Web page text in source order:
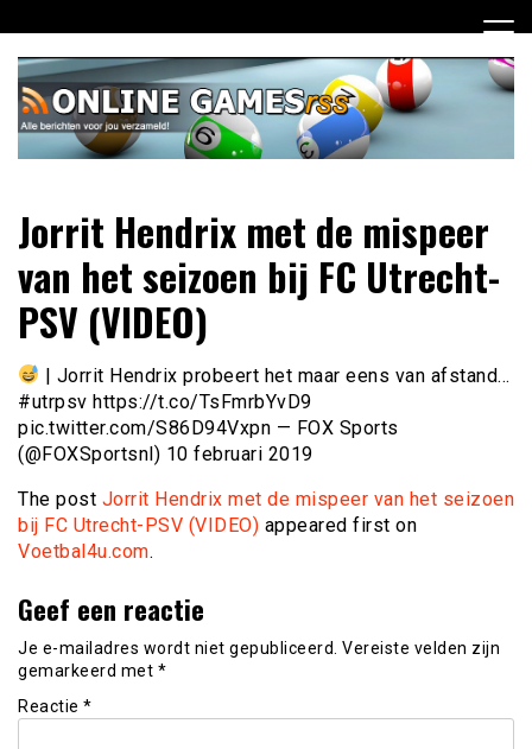
naar
inhoud
Online Games RSS
verzameld
Jorrit Hendrix met de mispeer
van het seizoen bij FC Utrecht-
PSV (VIDEO)
| Jorrit Hendrix probeert het maar eens van afstand…
#utrpsv https://t.co/TsFmrbYvD9
pic.twitter.com/S86D94Vxpn — FOX Sports
(@FOXSportsnl) 10 februari 2019
The post Jorrit Hendrix met de mispeer van het seizoen
bij FC Utrecht-PSV (VIDEO) appeared first on
Voetbal4u.com.
Geef een reactie
Je e-mailadres wordt niet gepubliceerd. Vereiste velden zijn
gemarkeerd met *
Reactie *